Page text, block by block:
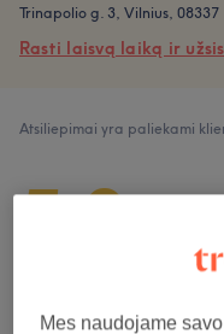
Trinapolio g. 3, Vilnius, 08337
Rasti laisvą laiką ir
Atsiliepimai yra paliekami
5,0
Mes naudojame